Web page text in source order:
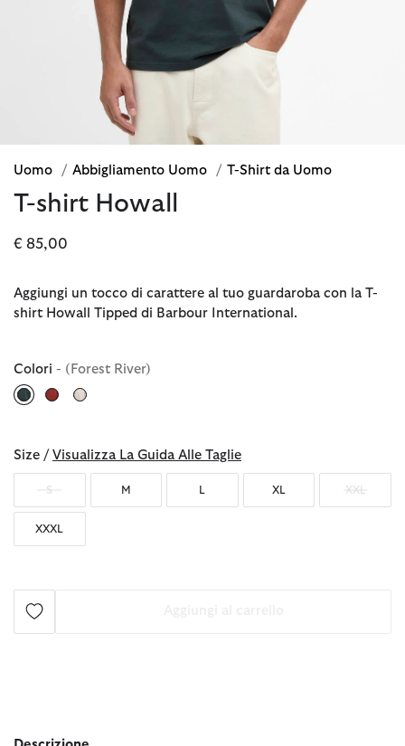
Uomo / Abbigliamento Uomo / T-Shirt da Uomo
T-shirt Howall
€ 85,00
Aggiungi un tocco di carattere al tuo guardaroba con la T-
shirt Howall Tipped di Barbour International.
Colori - (Forest River)
Size / Visualizza La Guida Alle Taglie
S M L XL XXL
XXXL